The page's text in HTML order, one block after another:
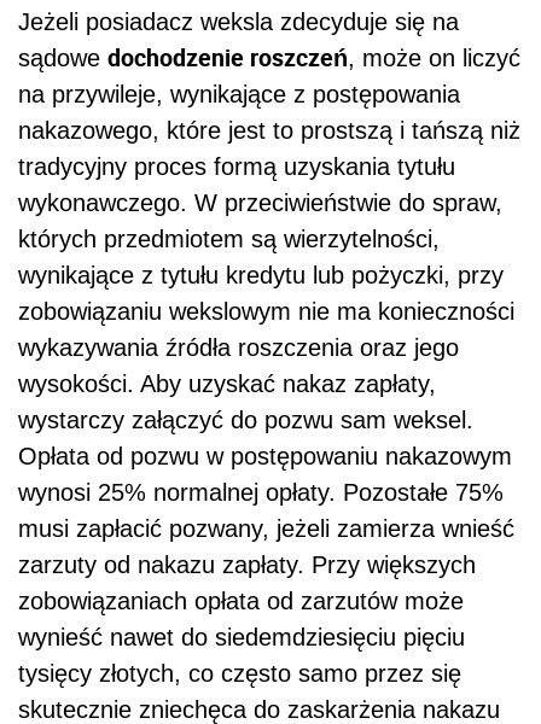
Jeżeli posiadacz weksla zdecyduje się na
sądowe dochodzenie roszczeń, może on liczyć
na przywileje, wynikające z postępowania
nakazowego, które jest to prostszą i tańszą niż
tradycyjny proces formą uzyskania tytułu
wykonawczego. W przeciwieństwie do spraw,
których przedmiotem są wierzytelności,
wynikające z tytułu kredytu lub pożyczki, przy
zobowiązaniu wekslowym nie ma konieczności
wykazywania źródła roszczenia oraz jego
wysokości. Aby uzyskać nakaz zapłaty,
wystarczy załączyć do pozwu sam weksel.
Opłata od pozwu w postępowaniu nakazowym
wynosi 25% normalnej opłaty. Pozostałe 75%
musi zapłacić pozwany, jeżeli zamierza wnieść
zarzuty od nakazu zapłaty. Przy większych
zobowiązaniach opłata od zarzutów może
wynieść nawet do siedemdziesięciu pięciu
tysięcy złotych, co często samo przez się
skutecznie zniechęca do zaskarżenia nakazu